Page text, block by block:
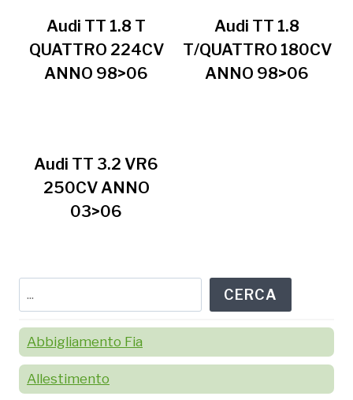
Audi TT 1.8 T
QUATTRO 224CV
ANNO 98>06
Audi TT 1.8
T/QUATTRO 180CV
ANNO 98>06
Audi TT 3.2 VR6
250CV ANNO
03>06
CERCA
Abbigliamento Fia
Allestimento